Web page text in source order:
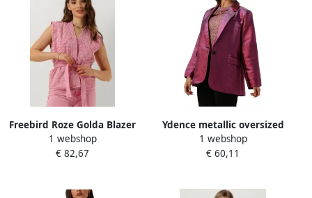
Freebird Roze Golda Blazer
Pink Dames
1 webshop
€ 82,67
Ydence metallic oversized
blazer Paige roze rood
1 webshop
€ 60,11